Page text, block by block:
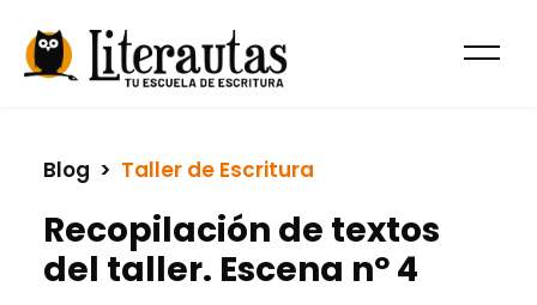
Blog
  >
Taller de Escritura
Recopilación de textos
del taller. Escena nº 4